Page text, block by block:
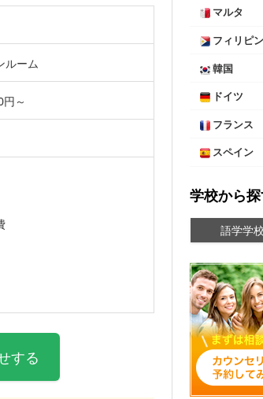
ルーム
～
する
マルタ
フィリピン
韓国
ドイツ
フランス
スペイン
学校から
語学学